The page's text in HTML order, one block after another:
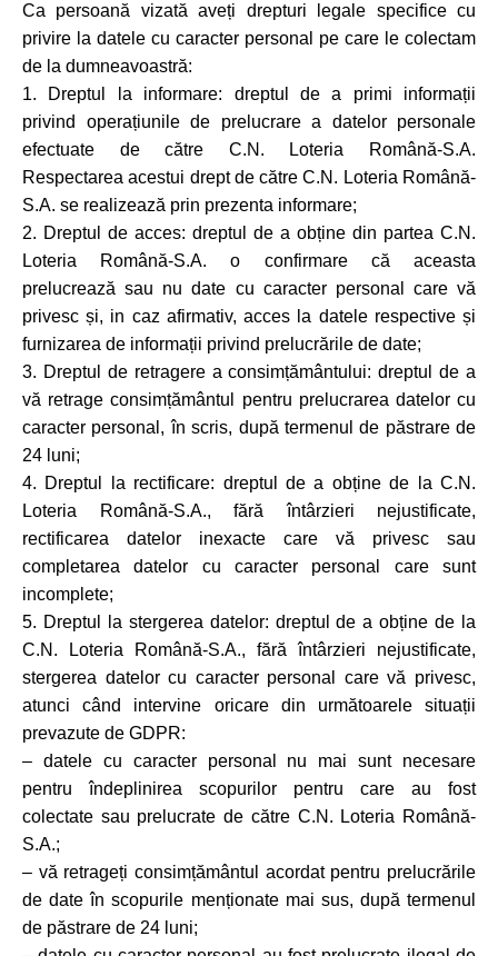
Ca persoană vizată aveți drepturi legale specifice cu
privire la datele cu caracter personal pe care le colectam
de la dumneavoastră:
1. Dreptul la informare: dreptul de a primi informații
privind operațiunile de prelucrare a datelor personale
efectuate de către C.N. Loteria Română-S.A.
Respectarea acestui drept de către C.N. Loteria Română-
S.A. se realizează prin prezenta informare;
2. Dreptul de acces: dreptul de a obține din partea C.N.
Loteria Română-S.A. o confirmare că aceasta
prelucrează sau nu date cu caracter personal care vă
privesc și, in caz afirmativ, acces la datele respective și
furnizarea de informații privind prelucrările de date;
3. Dreptul de retragere a consimțământului: dreptul de a
vă retrage consimțământul pentru prelucrarea datelor cu
caracter personal, în scris, după termenul de păstrare de
24 luni;
4. Dreptul la rectificare: dreptul de a obține de la C.N.
Loteria Română-S.A., fără întârzieri nejustificate,
rectificarea datelor inexacte care vă privesc sau
completarea datelor cu caracter personal care sunt
incomplete;
5. Dreptul la stergerea datelor: dreptul de a obține de la
C.N. Loteria Română-S.A., fără întârzieri nejustificate,
stergerea datelor cu caracter personal care vă privesc,
atunci când intervine oricare din următoarele situații
prevazute de GDPR:
– datele cu caracter personal nu mai sunt necesare
pentru îndeplinirea scopurilor pentru care au fost
colectate sau prelucrate de către C.N. Loteria Română-
S.A.;
– vă retrageți consimțământul acordat pentru prelucrările
de date în scopurile menționate mai sus, după termenul
de păstrare de 24 luni;